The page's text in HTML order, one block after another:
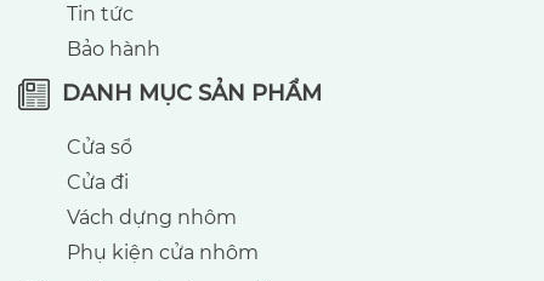
Tin tức
Bảo hành
DANH MỤC SẢN PHẨM
Cửa sổ
Cửa đi
Vách dựng nhôm
Phụ kiện cửa nhôm